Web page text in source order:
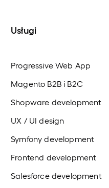
Usługi
Progressive Web App
Magento B2B i B2C
Shopware development
UX / UI design
Symfony development
Frontend development
Salesforce development